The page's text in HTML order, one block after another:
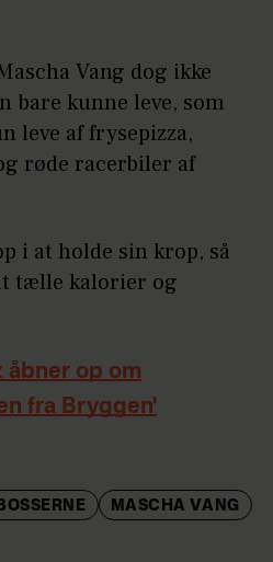
Vang dog ikke
bare kunne leve, som
leve af frysepizza,
røde racerbiler af
i at holde sin krop, så
tælle kalorier og
åbner op om
fra Bryggen'
MASCHA VANG